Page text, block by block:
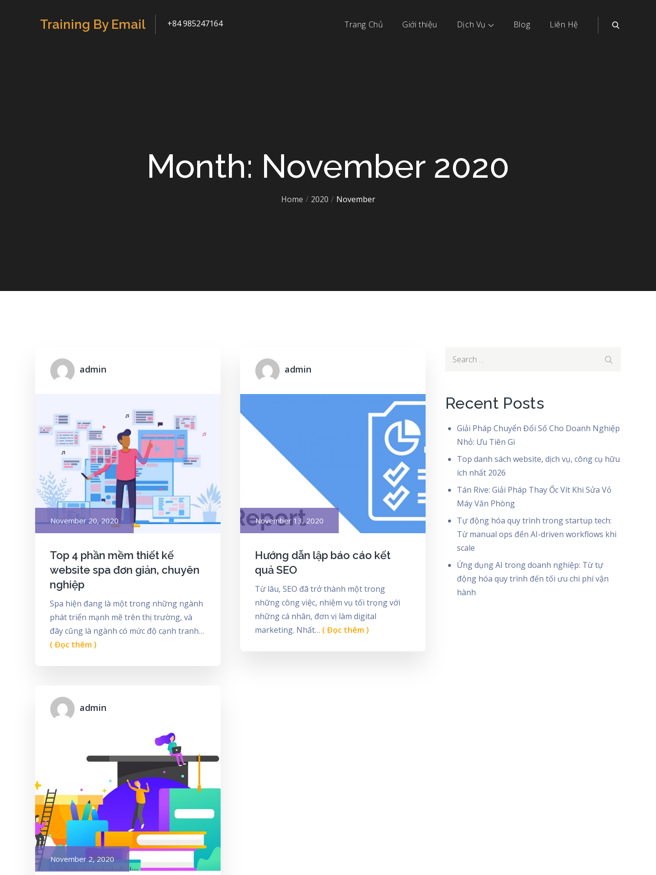
Training By Email +84 985247164 Trang Chủ Giới thiệu Dịch Vụ Blog Liên Hệ
Month: November 2020
Home 2020 November
admin
Posted
on
November 20, 2020
Top 4 phần mềm thiết kế
website spa đơn giản, chuyên
nghiệp
Spa hiện đang là một trong những ngành
phát triển mạnh mẽ trên thị trường, và
đây cũng là ngành có mức độ cạnh tranh…
( Đọc thêm )
admin
Posted
on
November 13, 2020
Hướng dẫn lập báo cáo kết
quả SEO
Từ lâu, SEO đã trở thành một trong
những công việc, nhiệm vụ tối trọng với
những cá nhân, đơn vị làm digital
marketing. Nhất… ( Đọc thêm )
admin
Posted
on
November 2, 2020
Search
Recent Posts
Giải Pháp Chuyển Đổi Số Cho Doanh Nghiệp
Nhỏ: Ưu Tiên Gì
Top danh sách website, dịch vụ, công cụ hữu
ích nhất 2026
Tán Rive: Giải Pháp Thay Ốc Vít Khi Sửa Vỏ
Máy Văn Phòng
Tự động hóa quy trình trong startup tech:
Từ manual ops đến AI-driven workflows khi
scale
Ứng dụng AI trong doanh nghiệp: Từ tự
động hóa quy trình đến tối ưu chi phí vận
hành